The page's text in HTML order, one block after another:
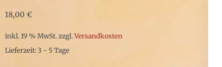
18,00 €
inkl. 19 % MwSt.zzgl.Versandkosten
Lieferzeit: 3 - 5 Tage